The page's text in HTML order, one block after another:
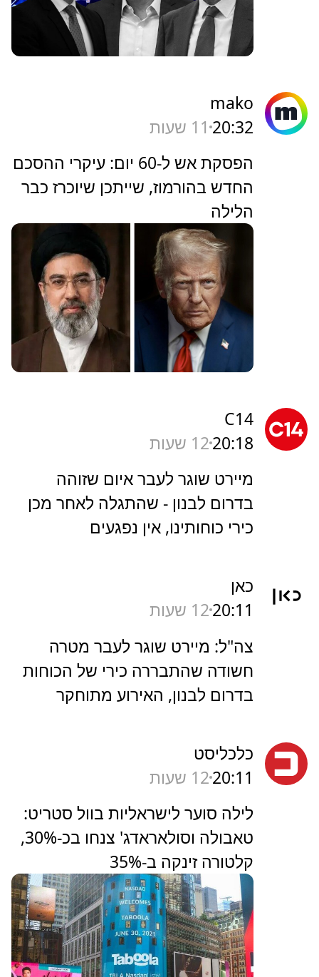
mako
20:32 11 שעות
הפסקת אש ל-60 יום: עיקרי ההסכם
החדש בהורמוז, שייתכן שיוכרז כבר
הלילה
C14
20:1812 שעות
מיירט שוגר לעבר איום שזוהה
בדרום לבנון - שהתגלה לאחר מכן
כירי כוחותינו, אין נפגעים
כאן
20:1112 שעות
צה"ל: מיירט שוגר לעבר מטרה
חשודה שהתבררה כירי של הכוחות
בדרום לבנון, האירוע מתוחקר
כלכליסט
20:1112 שעות
לילה סוער לישראליות בוול סטריט:
טאבולה וסולאראדג' צנחו בכ-30%,
קלטורה זינקה ב-35%